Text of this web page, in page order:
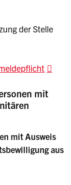
der Stelle
mit
mit Ausweis
aus